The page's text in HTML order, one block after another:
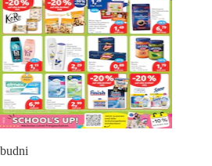
budni